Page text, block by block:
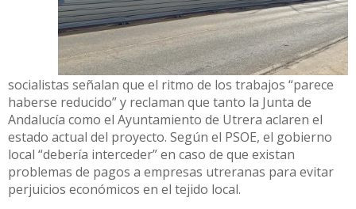
socialistas señalan que el ritmo de los trabajos “parece
haberse reducido” y reclaman que tanto la Junta de
Andalucía como el Ayuntamiento de Utrera aclaren el
estado actual del proyecto. Según el PSOE, el gobierno
local “debería interceder” en caso de que existan
problemas de pagos a empresas utreranas para evitar
perjuicios económicos en el tejido local.